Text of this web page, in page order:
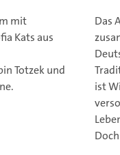
mit
Kats aus
Totzek und
Das
ist